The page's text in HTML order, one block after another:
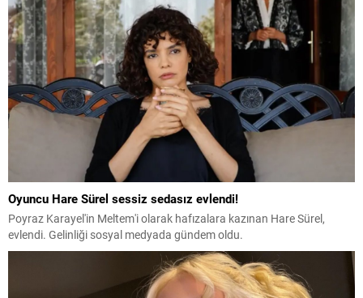
Oyuncu Hare Sürel sessiz sedasız evlendi!
Poyraz Karayel'in Meltem'i olarak hafızalara kazınan Hare Sürel,
evlendi. Gelinliği sosyal medyada gündem oldu.